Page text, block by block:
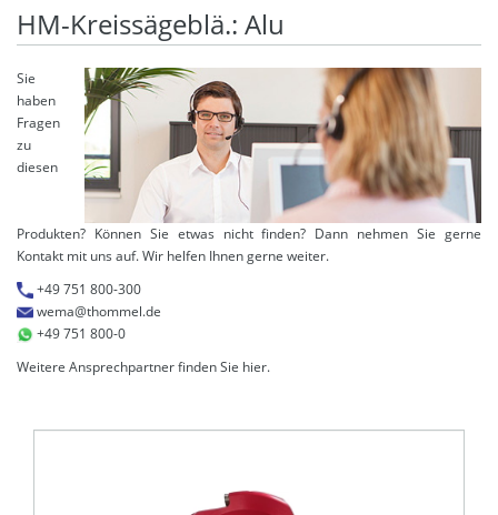
HM-Kreissägeblä.: Alu
Sie
haben
Fragen
zu
diesen
Produkten? Können Sie etwas nicht finden? Dann nehmen Sie gerne
Kontakt mit uns auf. Wir helfen Ihnen gerne weiter.
+49 751 800-300
wema@thommel.de
+49 751 800-0
Weitere Ansprechpartner finden Sie hier.